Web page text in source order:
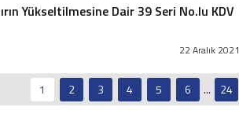
Yükseltilmesine Dair 39 Seri No.lu KDV
22 Aralık 2021
1 2 3 4 5 6 ... 24